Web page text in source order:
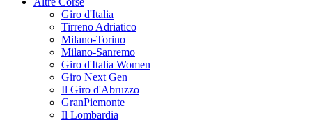
Giro d'Italia
Tirreno Adriatico
Milano-Torino
Milano-Sanremo
Giro d'Italia Women
Giro Next Gen
Il Giro d'Abruzzo
GranPiemonte
Il Lombardia